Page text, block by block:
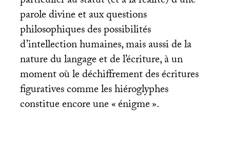
parole divine et aux questions
philosophiques des possibilités
d’intellection humaines, mais aussi de la
nature du langage et de l’écriture, à un
moment où le déchiffrement des écritures
figuratives comme les hiéroglyphes
constitue encore une «énigme».